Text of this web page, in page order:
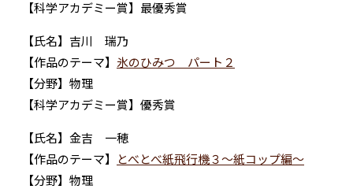
【科学アカデミー賞】最優秀賞
【氏名】吉川 瑞乃
【作品のテーマ】 氷のひみつ パート２
【分野】物理
【科学アカデミー賞】優秀賞
【氏名】金吉 一穂
【作品のテーマ】
とべとべ紙飛行機３～紙コップ編～
【分野】物理